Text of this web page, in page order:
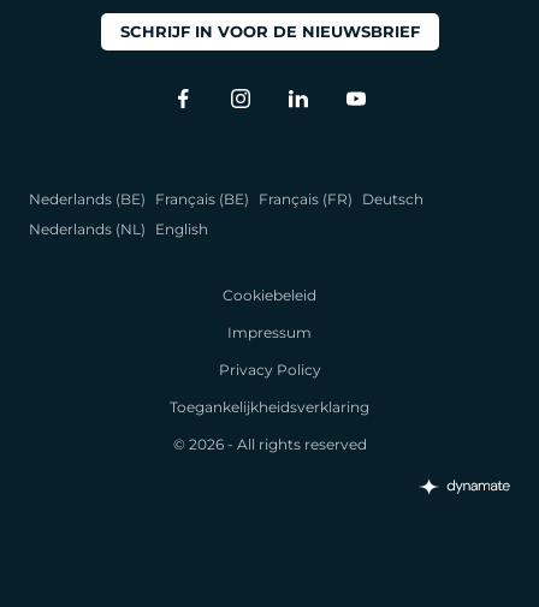
SCHRIJF IN VOOR DE NIEUWSBRIEF
Nederlands (BE) Français (BE) Français (FR)
Deutsch
Nederlands (NL)
English
Cookiebeleid
Impressum
Privacy Policy
Toegankelijkheidsverklaring
© 2026 - All rights reserved